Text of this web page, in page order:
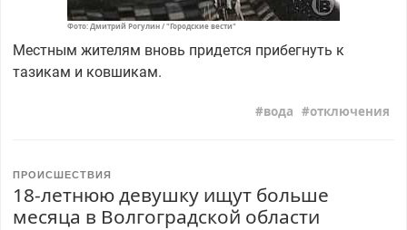
Фото: Дмитрий Рогулин / "Городские вести"
Местным жителям вновь придется прибегнуть к
тазикам и ковшикам.
вода отключения
ПРОИСШЕСТВИЯ
18-летнюю девушку ищут больше
месяца в Волгоградской области